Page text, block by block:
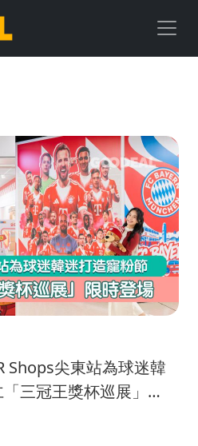
Shops尖東站為球迷韓
三冠王獎杯巡展」限